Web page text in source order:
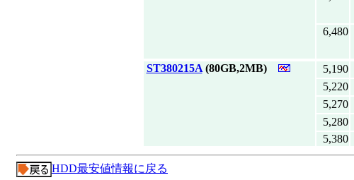
6,480
ST380215A(80GB,2MB) 5,190
5,220
5,270
5,280
5,380
HDD最安値情報に戻る